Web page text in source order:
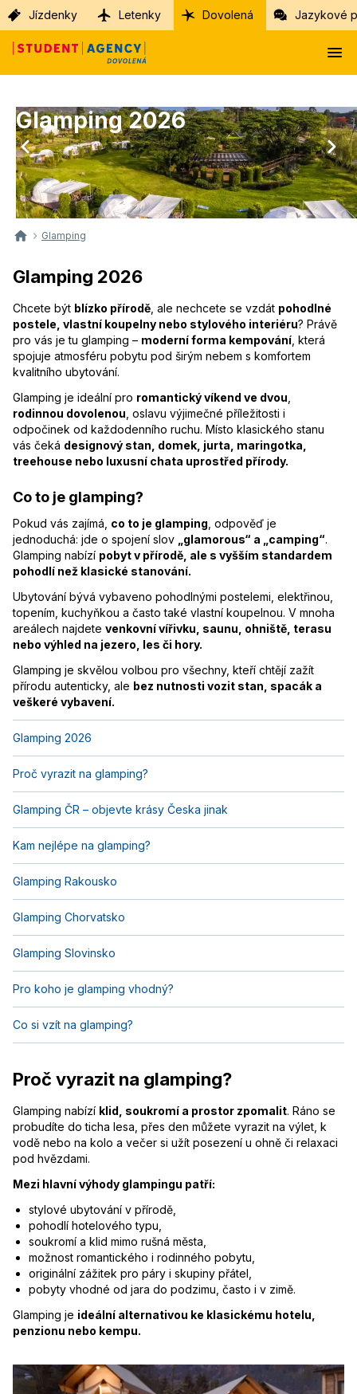
Jízdenky Letenky Dovolená Jazykové
Glamping 2026
Glamping
Glamping 2026
Chcete být blízko přírodě , ale nechcete se vzdát pohodlné
postele, vlastní koupelny nebo stylového interiéru? Právě
pro vás je tu glamping – moderní forma kempování , která
spojuje atmosféru pobytu pod širým nebem s komfortem
kvalitního ubytování.
Glamping je ideální pro romantický víkend ve dvou
rodinnou dovolenou , oslavu výjimečné příležitosti i
odpočinek od každodenního ruchu. Místo klasického stanu
vás čeká designový stan, domek, jurta, maringotka,
treehouse nebo luxusní chata uprostřed přírody.
Co to je glamping?
Pokud vás zajímá, co to je glamping , odpověď je
jednoduchá: jde o spojení slov
„glamorous“ a „camping“.
Glamping nabízí pobyt v přírodě, ale s vyšším standardem
pohodlí než klasické stanování.
Ubytování bývá vybaveno pohodlnými postelemi, elektřinou,
topením, kuchyňkou a často také vlastní koupelnou. V mnoha
areálech najdete venkovní vířivku, saunu, ohniště, terasu
nebo výhled na jezero, les či hory.
Glamping je skvělou volbou pro všechny, kteří chtějí zažít
přírodu autenticky, ale bez nutnosti vozit stan, spacák a
veškeré vybavení.
Glamping 2026
Proč vyrazit na glamping?
Glamping ČR – objevte krásy Česka jinak
Kam nejlépe na glamping?
Glamping Rakousko
Glamping Chorvatsko
Glamping Slovinsko
Pro koho je glamping vhodný?
Co si vzít na glamping?
Proč vyrazit na glamping?
Glamping nabízí klid, soukromí a prostor zpomalit. Ráno se
probudíte do ticha lesa, přes den můžete vyrazit na výlet, k
vodě nebo na kolo a večer si užít posezení u ohně či relaxaci
pod hvězdami.
Mezi hlavní výhody glampingu patří:
stylové ubytování v přírodě,
pohodlí hotelového typu,
soukromí a klid mimo rušná města,
možnost romantického i rodinného pobytu,
originální zážitek pro páry i skupiny přátel,
pobyty vhodné od jara do podzimu, často i v zimě.
Glamping je ideální alternativou ke klasickému hotelu,
penzionu nebo kempu.